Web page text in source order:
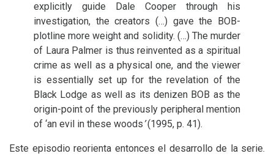
explicitly guide Dale Cooper through his
investigation, the creators (…) gave the BOB-
plotline more weight and solidity. (…) The murder
of Laura Palmer is thus reinvented as a spiritual
crime as well as a physical one, and the viewer
is essentially set up for the revelation of the
Black Lodge as well as its denizen BOB as the
origin-point of the previously peripheral mention
of ‘an evil in these woods’(1995, p. 41).
Este episodio reorienta entonces el desarrollo de la serie.